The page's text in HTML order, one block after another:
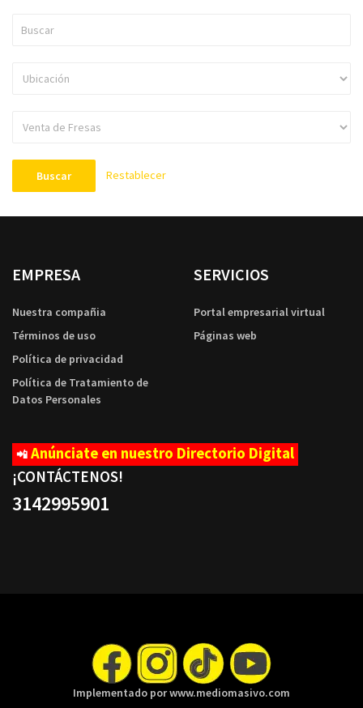
Buscar Restablecer
EMPRESA
Nuestra compañia
Términos de uso
Política de privacidad
Política de Tratamiento de
Datos Personales
SERVICIOS
Portal empresarial virtual
Páginas web
📲 Anúnciate en nuestro Directorio Digital
¡CONTÁCTENOS!
3142995901
Implementado por www.mediomasivo.com